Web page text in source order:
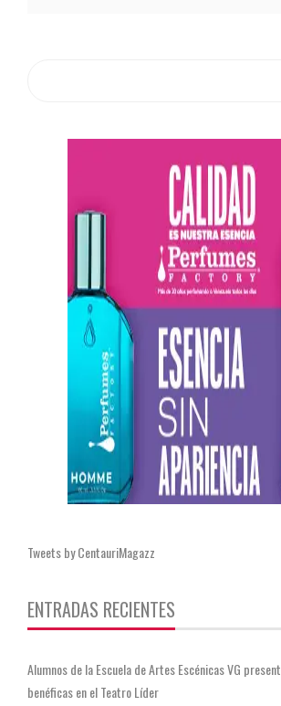
Tweets by CentauriMagazz
ENTRADAS RECIENTES
Alumnos de la Escuela de Artes Escénicas VG
benéficas en el Teatro Líder